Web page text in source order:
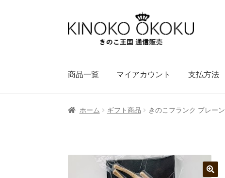
ビ
ョ
ス
ン
へ
ッ
商品一覧 マイアカウント 支払方法
ホーム ギフト商品 きのこフランク プレーン